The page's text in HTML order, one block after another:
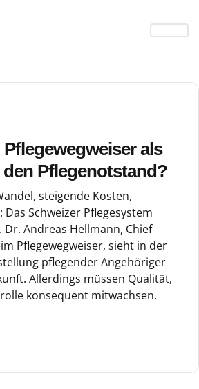
als
Pflegenotstand?
steigende Kosten,
Schweizer Pflegesystem
Andreas Hellmann, Chief
Pflegewegweiser, sieht in der
pflegender Angehöriger
Allerdings müssen Qualität,
konsequent mitwachsen.